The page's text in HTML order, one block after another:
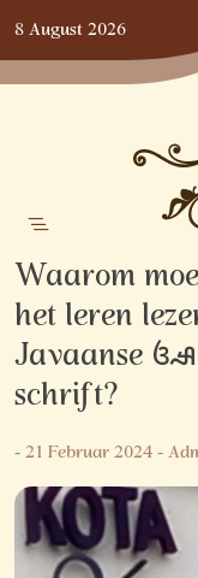
Skip
to
content
8 August 2026
Waarom
het leren
schrift?
-21 Februar 2024-